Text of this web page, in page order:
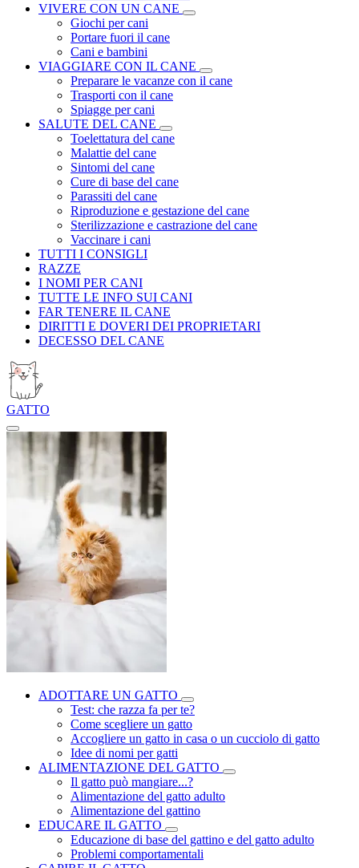
VIVERE CON UN CANE
Giochi per cani
Portare fuori il cane
Cani e bambini
VIAGGIARE CON IL CANE
Preparare le vacanze con il cane
Trasporti con il cane
Spiagge per cani
SALUTE DEL CANE
Toelettatura del cane
Malattie del cane
Sintomi del cane
Cure di base del cane
Parassiti del cane
Riproduzione e gestazione del cane
Sterilizzazione e castrazione del cane
Vaccinare i cani
TUTTI I CONSIGLI
RAZZE
I NOMI PER CANI
TUTTE LE INFO SUI CANI
FAR TENERE IL CANE
DIRITTI E DOVERI DEI PROPRIETARI
DECESSO DEL CANE
GATTO
ADOTTARE UN GATTO
Test: che razza fa per te?
Come scegliere un gatto
Accogliere un gatto in casa o un cucciolo di gatto
Idee di nomi per gatti
ALIMENTAZIONE DEL GATTO
Il gatto può mangiare...?
Alimentazione del gatto adulto
Alimentazione del gattino
EDUCARE IL GATTO
Educazione di base del gattino e del gatto adulto
Problemi comportamentali